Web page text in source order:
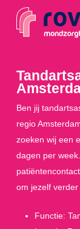
Ben jij
regio
zoeken wij een
dagen per
om jezelf verder
Functie: